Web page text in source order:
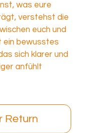
was eure
verstehst die
euch und
ein bewusstes
sich klarer und
anfühlt
Return